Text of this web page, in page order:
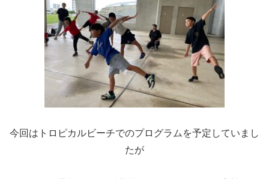
今回はトロピカルビーチでのプログラムを予定していまし
たが